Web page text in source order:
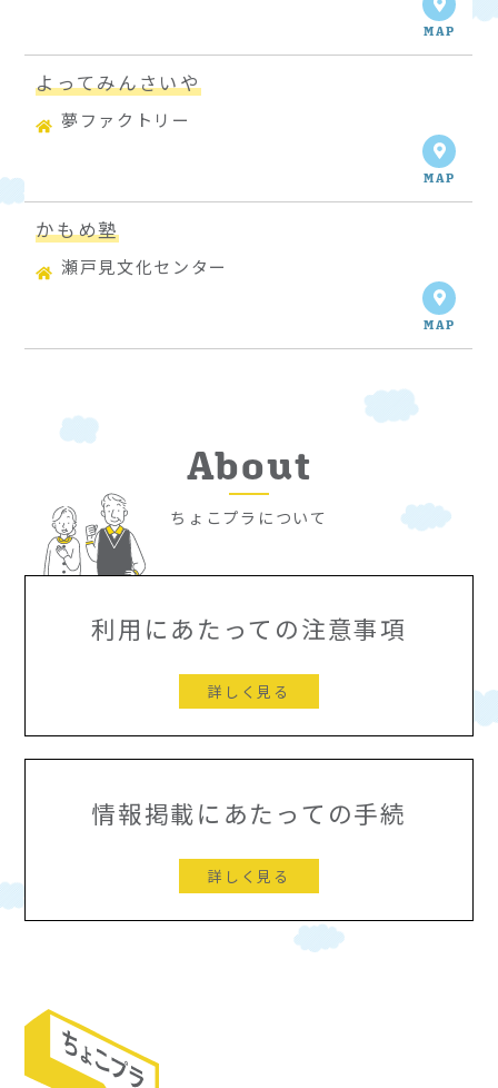
MAP
よってみんさいや
夢ファクトリー
MAP
かもめ塾
瀬戸見文化センター
MAP
About
ちょこプラについて
利用にあたっての注意事項
詳しく見る
情報掲載にあたっての手続
詳しく見る